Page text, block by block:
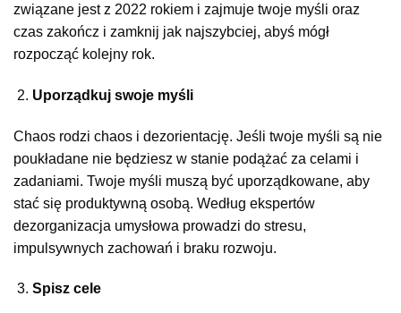
związane jest z 2022 rokiem i zajmuje twoje myśli oraz
czas zakończ i zamknij jak najszybciej, abyś mógł
rozpocząć kolejny rok.
Uporządkuj swoje myśli
Chaos rodzi chaos i dezorientację. Jeśli twoje myśli są nie
poukładane nie będziesz w stanie podążać za celami i
zadaniami. Twoje myśli muszą być uporządkowane, aby
stać się produktywną osobą. Według ekspertów
dezorganizacja umysłowa prowadzi do stresu,
impulsywnych zachowań i braku rozwoju.
Spisz cele